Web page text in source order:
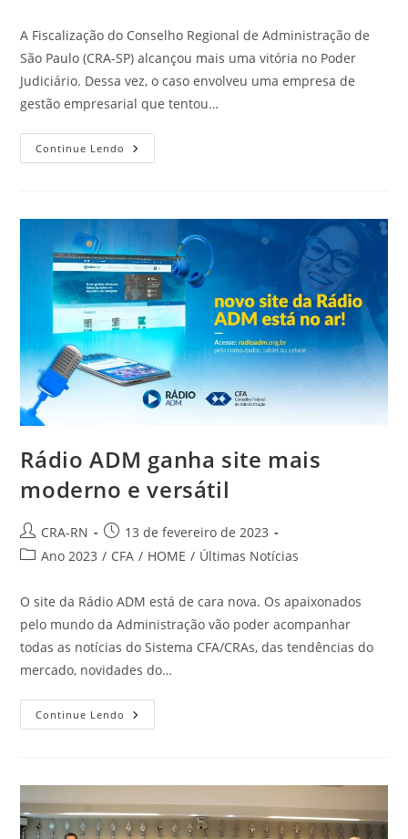
A Fiscalização do Conselho Regional de Administração de
São Paulo (CRA-SP) alcançou mais uma vitória no Poder
Judiciário. Dessa vez, o caso envolveu uma empresa de
gestão empresarial que tentou…
Continue Lendo STJ
Reconhece
Privativa
Da
Administração
Rádio ADM ganha site mais
moderno e versátil
Autor
do
CRA-RN
Post
publicado:
13 de fevereiro de 2023
Categoria
post:
Ano 2023 / CFA / HOME / Últimas Notícias
O site da Rádio ADM está de cara nova. Os apaixonados
pelo mundo da Administração vão poder acompanhar
todas as notícias do Sistema CFA/CRAs, das tendências do
mercado, novidades do…
Continue Lendo Rádio
ADM
E
Versátil